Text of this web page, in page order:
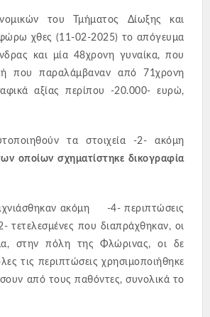
του Τμήματος Δίωξης και
χθες (11-02-2025) το απόγευμα
και μία 48χρονη γυναίκα, που
που παραλάμβαναν από 71χρονη
αξίας περίπου -20.000- ευρώ,
τα στοιχεία -2- ακόμη
οποίων σχηματίστηκε δικογραφία
ακόμη -4- περιπτώσεις
που διαπράχθηκαν, οι
στην πόλη της Φλώρινας, οι δε
τις περιπτώσεις χρησιμοποιήθηκε
από τους παθόντες, συνολικά το